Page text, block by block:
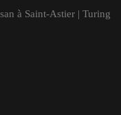
à Saint-Astier | Turing